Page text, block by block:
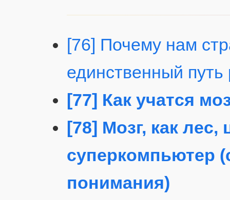
[76] Почему нам
единственный путь
[77] Как учатся
[78] Мозг, как лес,
суперкомпьютер
понимания)